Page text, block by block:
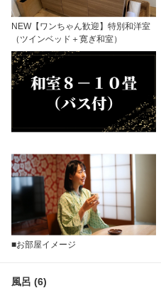
NEW【ワンちゃん歓迎】特別和洋室
（ツインベッド＋寛ぎ和室）
■お部屋イメージ
風呂 (6)